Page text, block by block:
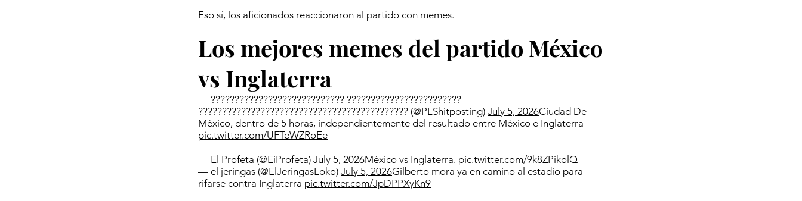
Eso sí, los aficionados reaccionaron al partido con memes.
Los mejores memes del partido México
vs Inglaterra
— ???????????????????????????? ????????????????????????
???????????????????????????????????????????? (@PLShitposting) July 5, 2026Ciudad De
México, dentro de 5 horas, independientemente del resultado entre México e Inglaterra
pic.twitter.com/UFTeWZRoEe
— El Profeta (@EiProfeta) July 5, 2026México vs Inglaterra. pic.twitter.com/9k8ZPikolQ
— el jeringas (@ElJeringasLoko) July 5, 2026Gilberto mora ya en camino al estadio para
rifarse contra Inglaterra pic.twitter.com/JpDPPXyKn9